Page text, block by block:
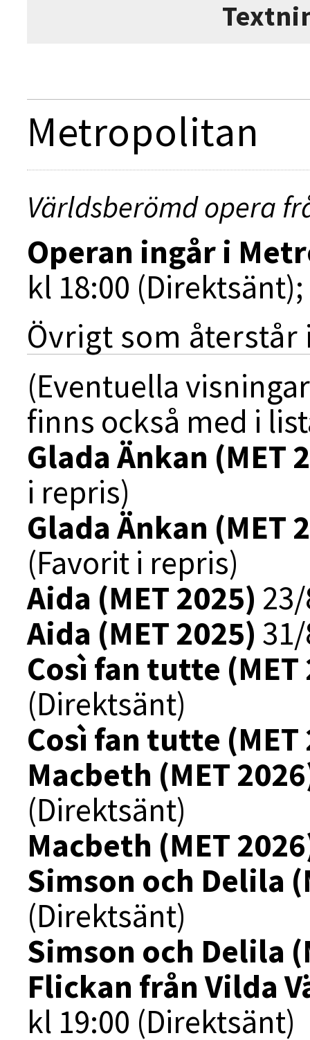
Metropolitan
Världsberömd opera
Operan ingår i
kl 18:00
Övrigt som återstår
(Eventuella
finns också med i
Glada Änkan (MET
i repris)
Glada Änkan (MET
(Favorit i repris)
Aida (MET 2025)
Aida (MET 2025)
Così fan tutte (MET
(Direktsänt)
Così fan tutte (MET
Macbeth (MET
(Direktsänt)
Macbeth (MET
Simson och Delila
(Direktsänt)
Simson och Delila
Flickan från Vilda
kl 19:00 (Direktsänt)